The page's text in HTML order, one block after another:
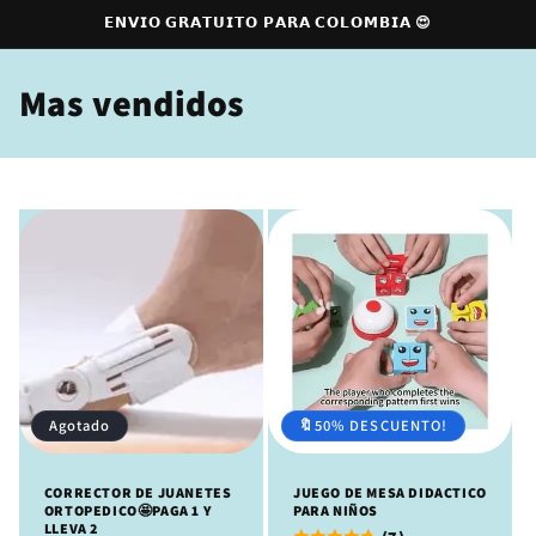
directamente
al contenido
𝗘𝗡𝗩𝗜𝗢 𝗚𝗥𝗔𝗧𝗨𝗜𝗧𝗢 𝗣𝗔𝗥𝗔 𝗖𝗢𝗟𝗢𝗠𝗕𝗜𝗔 😍
C
o
e
i
ó
Mas vendidos
Agotado
CORRECTOR DE JUANETES
ORTOPEDICO🤩PAGA 1 Y
LLEVA 2
🔖50% DESCUENTO!
JUEGO DE MESA DIDACTICO
PARA NIÑOS